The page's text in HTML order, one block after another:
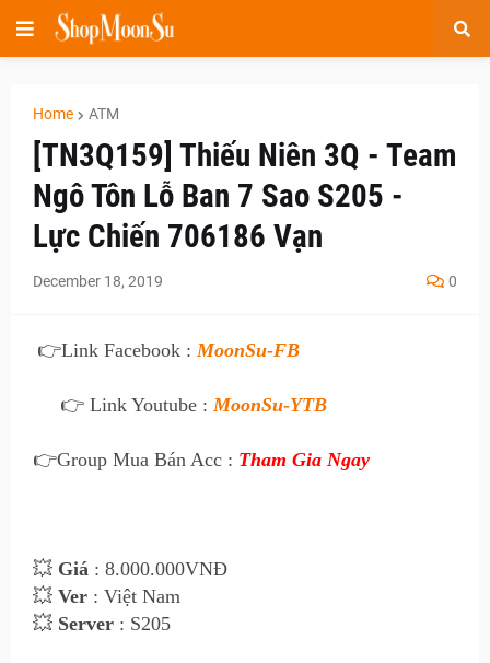
Home ATM
[TN3Q159] Thiếu Niên 3Q - Team
Ngô Tôn Lỗ Ban 7 Sao S205 -
Lực Chiến 706186 Vạn
December 18, 2019 0
👉Link Facebook :MoonSu-FB
👉 Link Youtube : MoonSu-YTB
👉Group Mua Bán Acc : Tham Gia Ngay
💥 Giá : 8.000.000VNĐ
💥 Ver : Việt Nam
💥 Server : S205